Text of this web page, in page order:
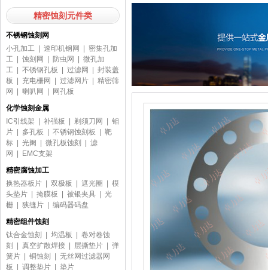
精密蚀刻元件类
不锈钢蚀刻网
小孔加工
速印机钢网
密集孔加
工
蚀刻网 防虫网
微孔加
工
不锈钢孔板 过滤网
封装盖
板
充电栅网 过滤网片
精密筛
网
喇叭网
网孔板
化学蚀刻金属
IC引线架
补强板 剃须刀网
钼
片
多孔板 不锈钢蚀刻板
靶
标
光阑 微孔板蚀刻
滤
网
EMC支架
精密腐蚀加工
换热器板片
双极板 遮光圈
模
头垫片
掩膜板 被银夹具
光
栅
狭缝片
编码器码盘
精密组件蚀刻
钛合金蚀刻
均温板
卷对卷蚀
刻
真空扩散焊接 层撕垫片
弹
簧片
铜蚀刻
无丝网过滤器网
板
调整垫片
垫片